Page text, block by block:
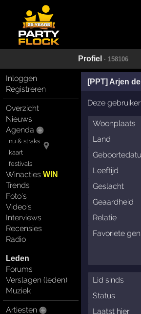
Profiel · 158106
Inloggen
Registreren
Overzicht
Nieuws
Agenda
nu & straks
kaart
festivals
WinactiesWIN
Trends
Foto's
Video's
Interviews
Recensies
Radio
Leden
Forums
Verslagen (leden)
Muziek
Artiesten
[PPT] Arjen de
Deze
Woonplaats
Land
Leeftijd
Geslacht
Geaardheid
Relatie
Favoriete
Lid sinds
Status
Laatst hier